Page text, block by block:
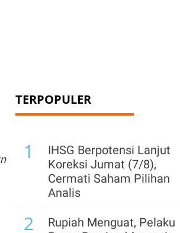
TERPOPULER
1
IHSG Berpotensi Lanjut
Koreksi Jumat (7/8),
Cermati Saham Pilihan
Analis
2
Rupiah Menguat, Pelaku